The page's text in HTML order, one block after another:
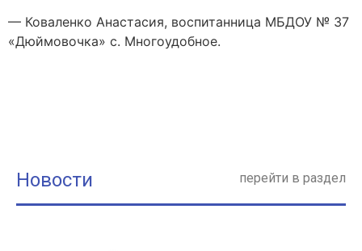
— Коваленко Анастасия, воспитанница МБДОУ № 37
«Дюймовочка» с. Многоудобное.
Новости перейти в раздел